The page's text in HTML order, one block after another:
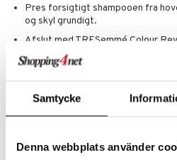
Samtycke
Denna webbplats använder
Pres forsigtigt shampooen fra
og skyl grundigt.
Afslut med TRESemmé Colour
med dine favoritstylingprodukter
Aqua, Sodium Laureth Sulfate,
Chloride, Glycerin, Dimethiconol,
Distearate, Citric Acid, Carbomer,
EDTA, Cocamide MEA, PEG-45M,